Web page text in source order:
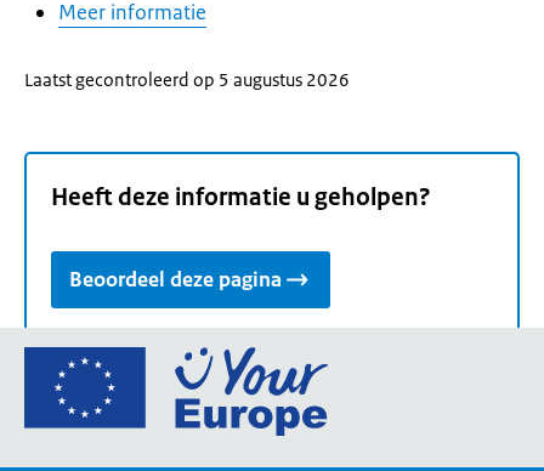
Meer informatie
Laatst gecontroleerd op 5 augustus 2026
Heeft deze informatie u geholpen?
Beoordeel deze pagina
Ga
de